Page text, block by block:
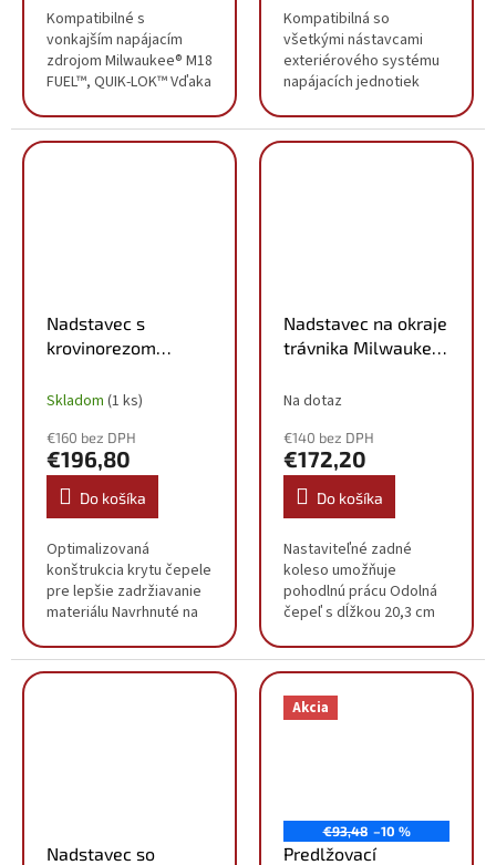
Kompatibilné s
vonkajším napájacím
zdrojom Milwaukee® M18
FUEL™, QUIK-LOK™ Vďaka
všestrannosti umožňuje
bezpečne vyžínať
Kompatibilná so
všetkými nástavcami
exteriérového systému
napájacích jednotiek
30 % nárast výkonu a
tepelného výkonu:
Nadstavec s
krovinorezom
FOPH-BCA
Skladom (1 ks)
€160 bez DPH
€196,80
Do košíka
Optimalizovaná
konštrukcia krytu čepele
pre lepšie zadržiavanie
materiálu Navrhnuté na
buriny, hustých krovín a
mladých stromov 4-zubý
Nadstavec na okraje
trávnika Milwaukee
4932464958
Na dotaz
€140 bez DPH
€172,20
Do košíka
Nastaviteľné zadné
koleso umožňuje
pohodlnú prácu Odolná
čepeľ s dĺžkou 20,3 cm
Dĺžka nadstavca (cm)
96.5 Max. kapacita
rezania (mm) 50
Nadstavec so
Akcia
€93,48 –10 %
Predlžovací